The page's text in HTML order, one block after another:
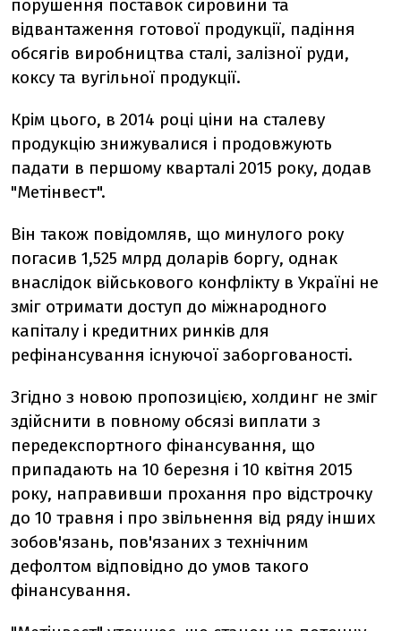
порушення поставок сировини та
відвантаження готової продукції, падіння
обсягів виробництва сталі, залізної руди,
коксу та вугільної продукції.
Крім цього, в 2014 році ціни на сталеву
продукцію знижувалися і продовжують
падати в першому кварталі 2015 року, додав
"Метінвест".
Він також повідомляв, що минулого року
погасив 1,525 млрд доларів боргу, однак
внаслідок військового конфлікту в Україні не
зміг отримати доступ до міжнародного
капіталу і кредитних ринків для
рефінансування існуючої заборгованості.
Згідно з новою пропозицією, холдинг не зміг
здійснити в повному обсязі виплати з
передекспортного фінансування, що
припадають на 10 березня і 10 квітня 2015
року, направивши прохання про відстрочку
до 10 травня і про звільнення від ряду інших
зобов'язань, пов'язаних з технічним
дефолтом відповідно до умов такого
фінансування.